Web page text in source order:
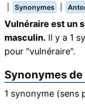
Synonymes
Vulnéraire est un
masculin. Il y a 1
pour "vulnéraire".
Synonymes de
1 synonyme (sens